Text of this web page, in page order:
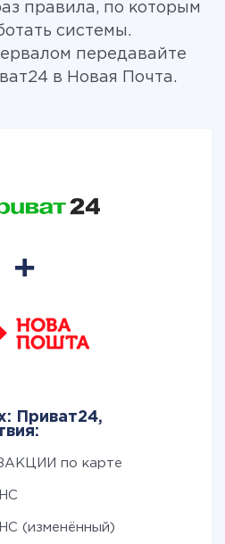
правила, по которым
системы.
передавайте
в Новая Почта.
Приват24,
по карте
(изменённый)